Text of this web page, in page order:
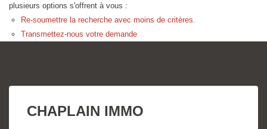
plusieurs options s'offrent à vous :
Re-soumettre la recherche avec moins de critères.
Transmettez-nous votre demande
CHAPLAIN IMMO